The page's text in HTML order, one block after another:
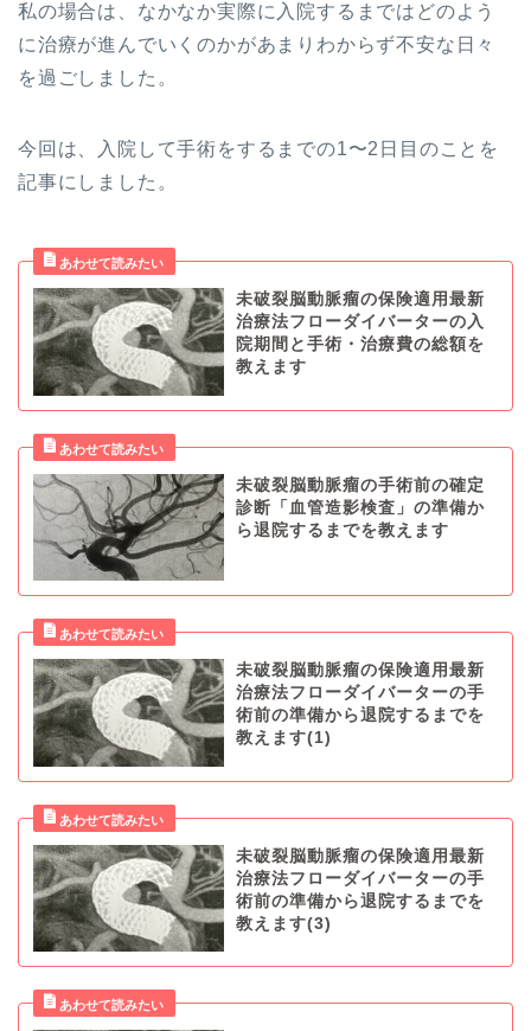
私の場合は、なかなか実際に入院するまではどのよう
に治療が進んでいくのかがあまりわからず不安な日々
を過ごしました。
今回は、入院して手術をするまでの1〜2日目のことを
記事にしました。
未破裂脳動脈瘤の保険適用最新
治療法フローダイバーターの入
院期間と手術・治療費の総額を
教えます
未破裂脳動脈瘤の手術前の確定
診断「血管造影検査」の準備か
ら退院するまでを教えます
未破裂脳動脈瘤の保険適用最新
治療法フローダイバーターの手
術前の準備から退院するまでを
教えます(1)
未破裂脳動脈瘤の保険適用最新
治療法フローダイバーターの手
術前の準備から退院するまでを
教えます(3)